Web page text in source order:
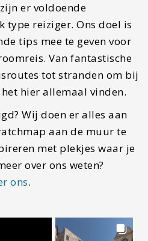
er voldoende
type reiziger. Ons doel is
tips mee te geven voor
Van fantastische
tot stranden om bij
hier allemaal vinden.
Wij doen er alles aan
aan de muur te
met plekjes waar je
over ons weten?
ons.